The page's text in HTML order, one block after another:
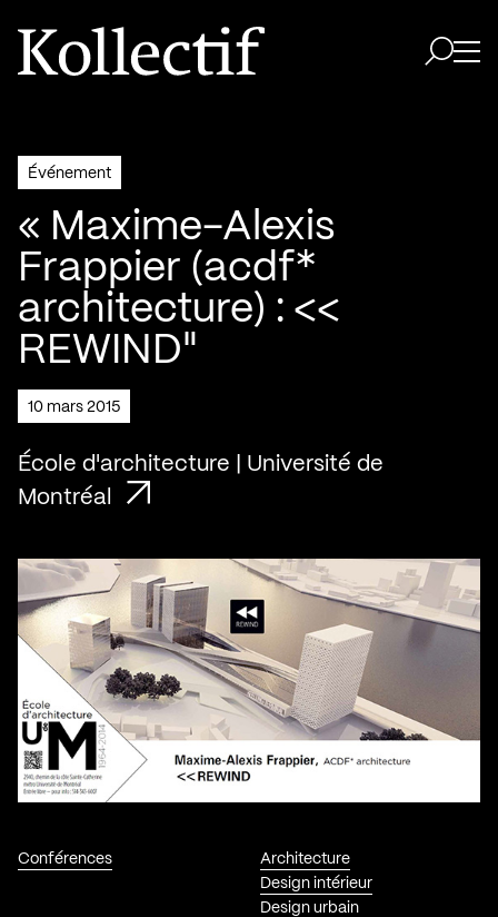
Aller à la page d'accueil
Logo Kollectif
Événement
« Maxime-Alexis
Frappier (acdf*
architecture) : <<
REWIND"
10 mars 2015
École d'architecture | Université de
Montréal
Conférences
Architecture
Design intérieur
Design urbain